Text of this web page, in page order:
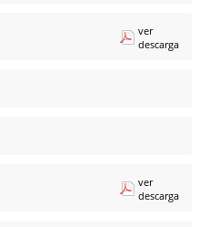
ver
descarga
ver
descarga